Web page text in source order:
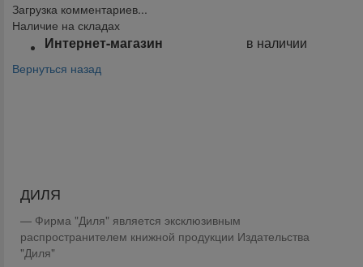
Загрузка комментариев...
Наличие на складах
Интернет-магазин в наличии
Вернуться назад
ДИЛЯ
Фирма "Диля" является эксклюзивным
распространителем книжной продукции Издательства
"Диля"